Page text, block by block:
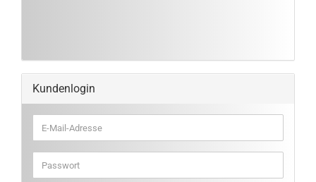
Kundenlogin
E-
Mail-
Adresse
Passwort